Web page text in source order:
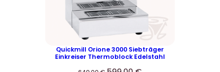
Quickmill Orione 3000 Siebträger
Einkreiser Thermoblock Edelstahl